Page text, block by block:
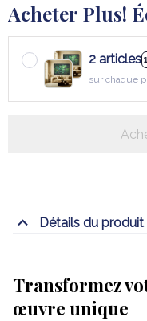
Acheter Plus!
2 articles
sur chaque
Détails du produit
Transformez
œuvre unique